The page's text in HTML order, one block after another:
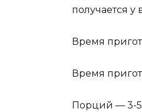
получается у
Время
Время
Порций — 3-